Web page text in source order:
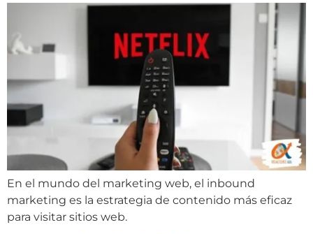
En el mundo del marketing web, el inbound
marketing es la estrategia de contenido más eficaz
para visitar sitios web.